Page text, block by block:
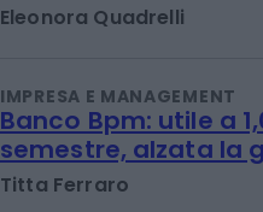
Eleonora Quadrelli
IMPRESA E MANAGEMENT
Banco Bpm: utile a
semestre, alzata la
Titta Ferraro